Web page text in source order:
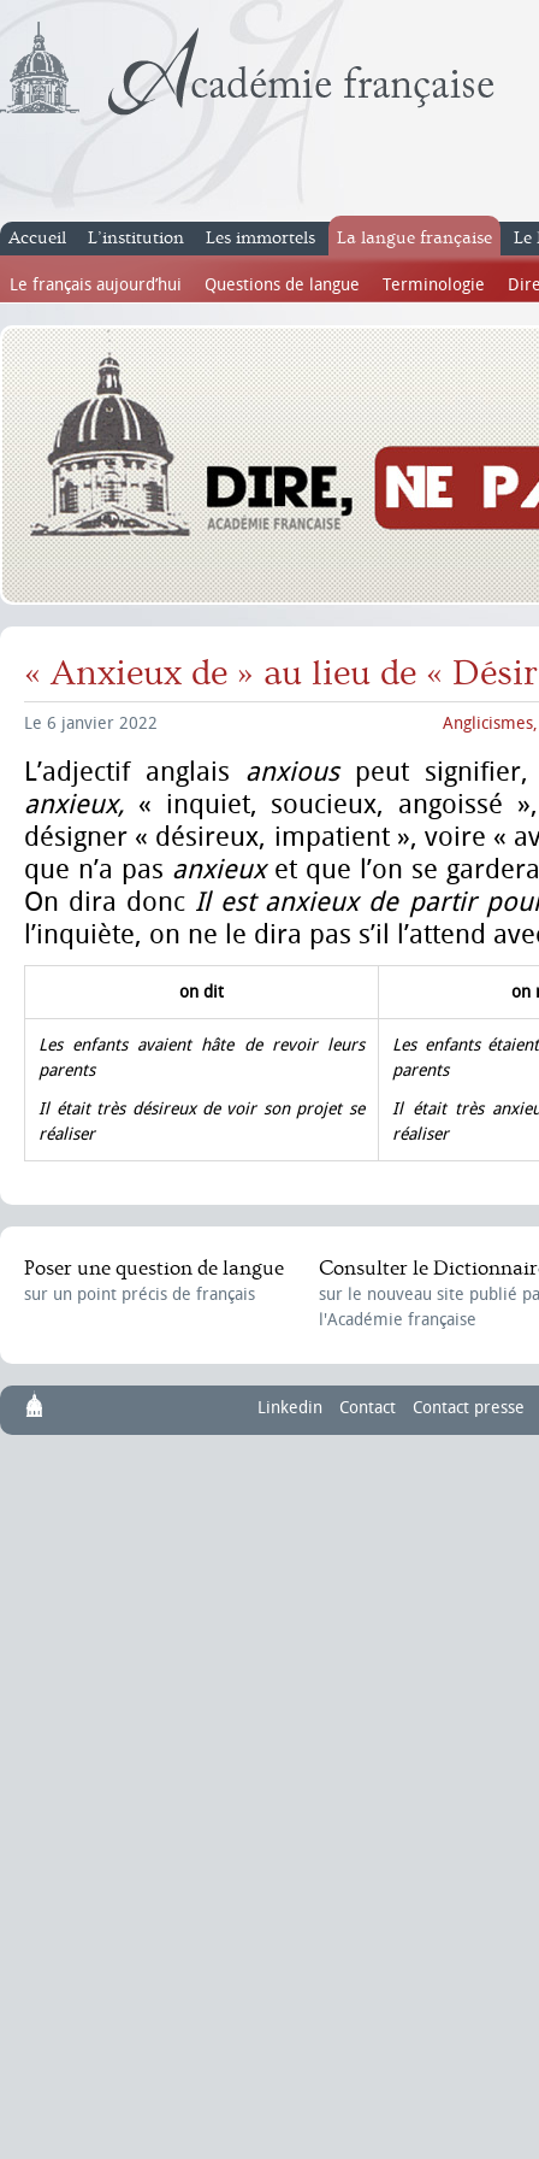
Accueil L’institution Les immortels La langue française
Le français aujourd’hui Questions de langue Terminologie
Le
« Anxieux de » au lieu de «
Le 6 janvier 2022
L’adjectif anglais anxious peut
anxieux, « inquiet, soucieux, angoissé
désigner « désireux, impatient », voire «
que n’a pas anxieux et que l’on se
On dira donc Il est anxieux de partir
l’inquiète, on ne le dira pas s’il l’attend
on dit on
Les enfants avaient hâte de revoir leurs
parents
Il était très désireux de voir son projet se
réaliser
Les enfants
parents
Il était très
réaliser
Poser une question de langue
sur un point précis de français
Consulter le
sur le nouveau site publié
l'Académie française
Linkedin Contact Contact presse